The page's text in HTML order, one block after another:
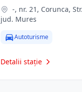
-, nr. 21, Corunca, Str. Calea Sighisoarei,
jud. Mures
Autoturisme
Detalii stație